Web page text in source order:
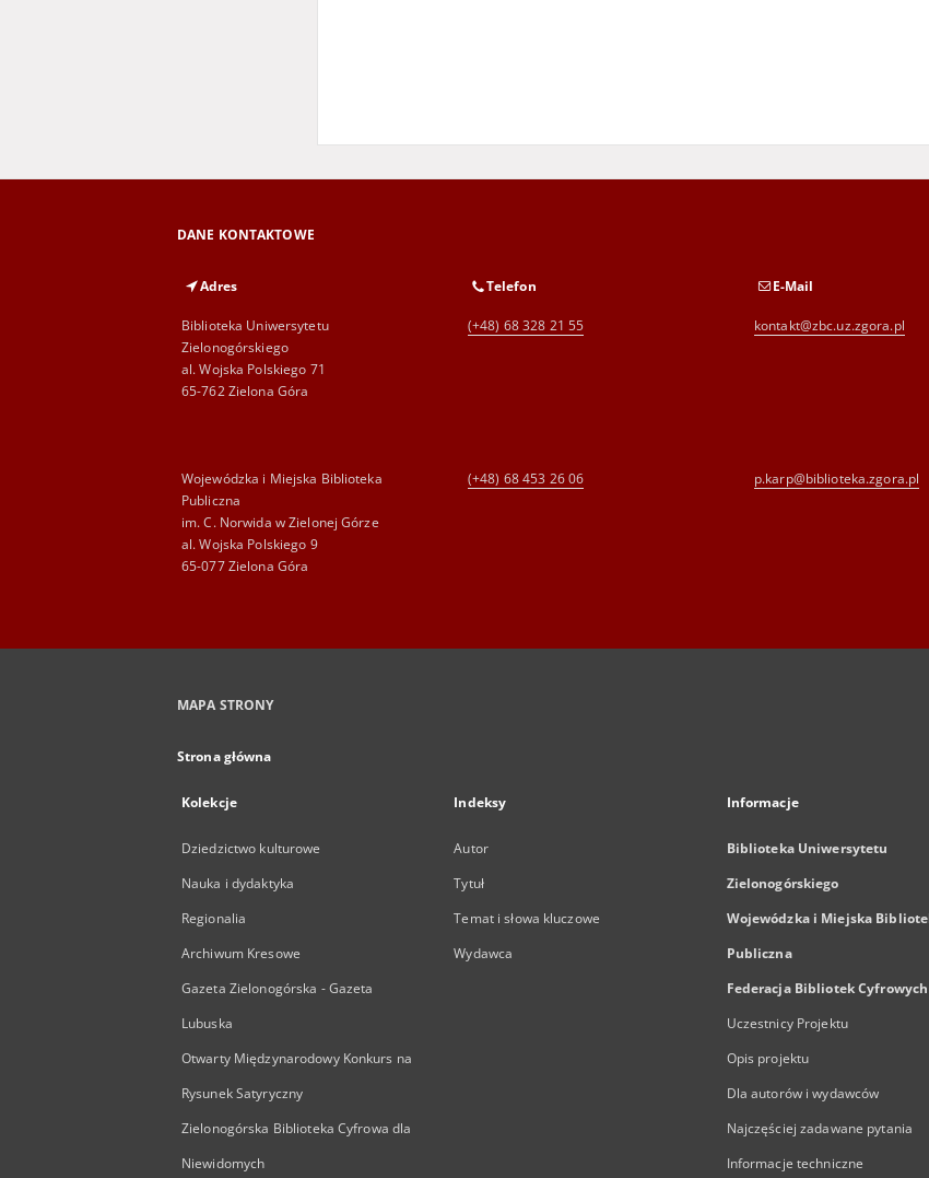
DANE KONTAKTOWE
Adres
Biblioteka Uniwersytetu
Zielonogórskiego
al. Wojska Polskiego 71
65-762 Zielona Góra
Telefon
(+48) 68 328 21 55
E-Mail
kontakt@zbc.uz.zgora.pl
Wojewódzka i Miejska Biblioteka
Publiczna
im. C. Norwida w Zielonej Górze
al. Wojska Polskiego 9
65-077 Zielona Góra
(+48) 68 453 26 06 p.karp@biblioteka.zgora.pl
MAPA STRONY
Strona główna
Kolekcje
Dziedzictwo kulturowe
Nauka i dydaktyka
Regionalia
Archiwum Kresowe
Gazeta Zielonogórska - Gazeta
Lubuska
Otwarty Międzynarodowy Konkurs na
Rysunek Satyryczny
Zielonogórska Biblioteka Cyfrowa dla
Niewidomych
Indeksy
Autor
Tytuł
Temat i słowa kluczowe
Wydawca
Informacje
Biblioteka Uniwersytetu
Zielonogórskiego
Wojewódzka i Miejska
Publiczna
Federacja Bibliotek Cyfrowych
Uczestnicy Projektu
Opis projektu
Dla autorów i wydawców
Najczęściej zadawane pytania
Informacje techniczne